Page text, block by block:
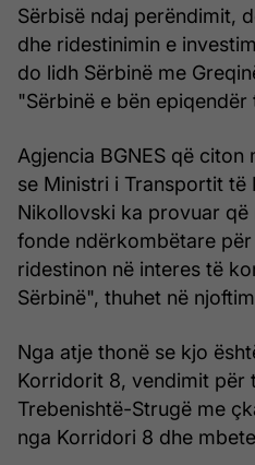
Sërbisë ndaj perëndimit,
dhe ridestinimin e
do lidh Sërbinë me
"Sërbinë e bën epiqendër
Agjencia BGNES që
se Ministri i Transportit të
Nikollovski ka provuar që
fonde ndërkombëtare
ridestinon në interes të
Sërbinë", thuhet në
Nga atje thonë se kjo
Korridorit 8, vendimit për
Trebenishtë-Strugë me
nga Korridori 8 dhe